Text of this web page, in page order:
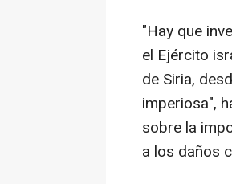
"Hay que
el Ejército
de Siria,
imperiosa",
sobre la
a los daños